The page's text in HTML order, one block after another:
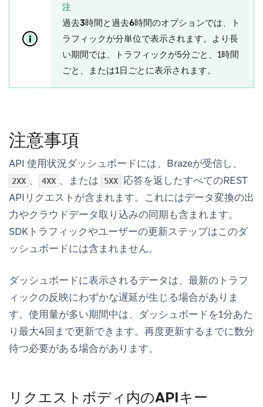
注
過去3時間と過去6時間のオプションでは、ト
ラフィックが分単位で表示されます。より長
い期間では、トラフィックが5分ごと、1時間
ごと、または1日ごとに表示されます。
注意事項
API 使用状況ダッシュボードには、Brazeが受信し、
2XX 、 4XX 、または 5XX
応答を返したすべてのREST
APIリクエストが含まれます。これにはデータ変換の出
力やクラウドデータ取り込みの同期も含まれます。
SDKトラフィックやユーザーの更新ステップはこのダ
ッシュボードには含まれません。
ダッシュボードに表示されるデータは、最新のトラフ
ィックの反映にわずかな遅延が生じる場合がありま
す。使用量が多い期間中は、ダッシュボードを1分あた
り最大4回まで更新できます。再度更新するまでに数分
待つ必要がある場合があります。
リクエストボディ内のAPIキー